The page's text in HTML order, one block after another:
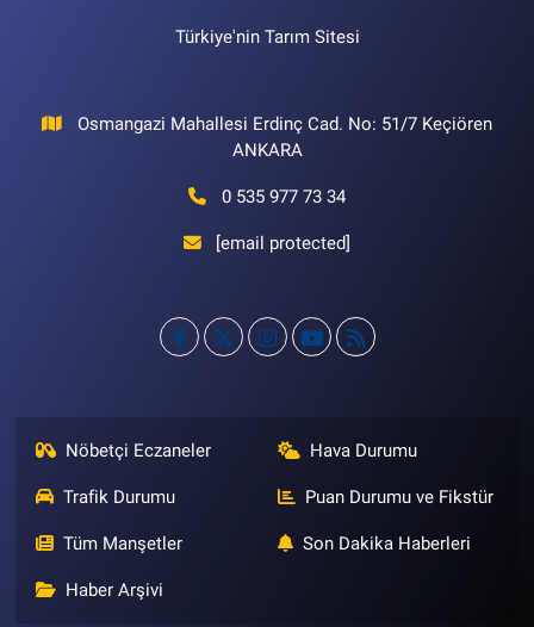
Türkiye'nin Tarım Sitesi
Osmangazi Mahallesi Erdinç Cad. No: 51/7 Keçiören
ANKARA
0 535 977 73 34
[email protected]
Nöbetçi Eczaneler Hava Durumu
Trafik Durumu Puan Durumu ve Fikstür
Tüm Manşetler Son Dakika Haberleri
Haber Arşivi